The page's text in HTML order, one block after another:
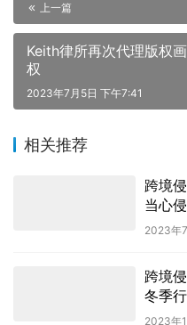
上一篇
Keith律所再次代理版权
权
2023年7月5日 下午7:41
相关推荐
跨境
当心侵
2023年
跨境
冬季
小！
2023年